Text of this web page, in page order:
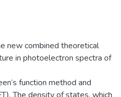
new combined theoretical
in photoelectron spectra of
function method and